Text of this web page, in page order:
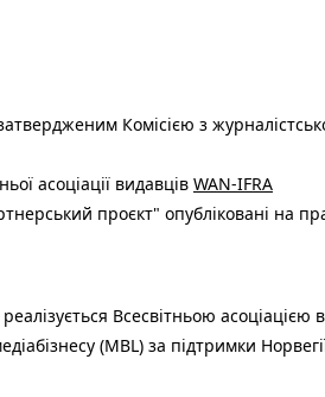
Комісією з
асоціації видавців WAN-IFRA
проєкт" опубліковані на
Всесвітньою асоціацією
(MBL) за підтримки